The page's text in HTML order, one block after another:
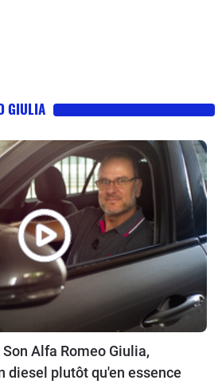
GIULIA
Alfa Romeo Giulia,
diesel plutôt qu'en essence